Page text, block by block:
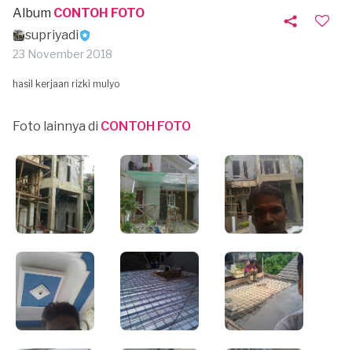
Album CONTOH FOTO
supriyadi
23 November 2018
hasil kerjaan rizki mulyo
Foto lainnya di CONTOH FOTO